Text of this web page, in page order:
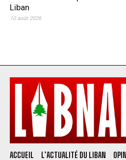
Liban
10 août 2026
ACCUEIL L’ACTUALITÉ DU LIBAN